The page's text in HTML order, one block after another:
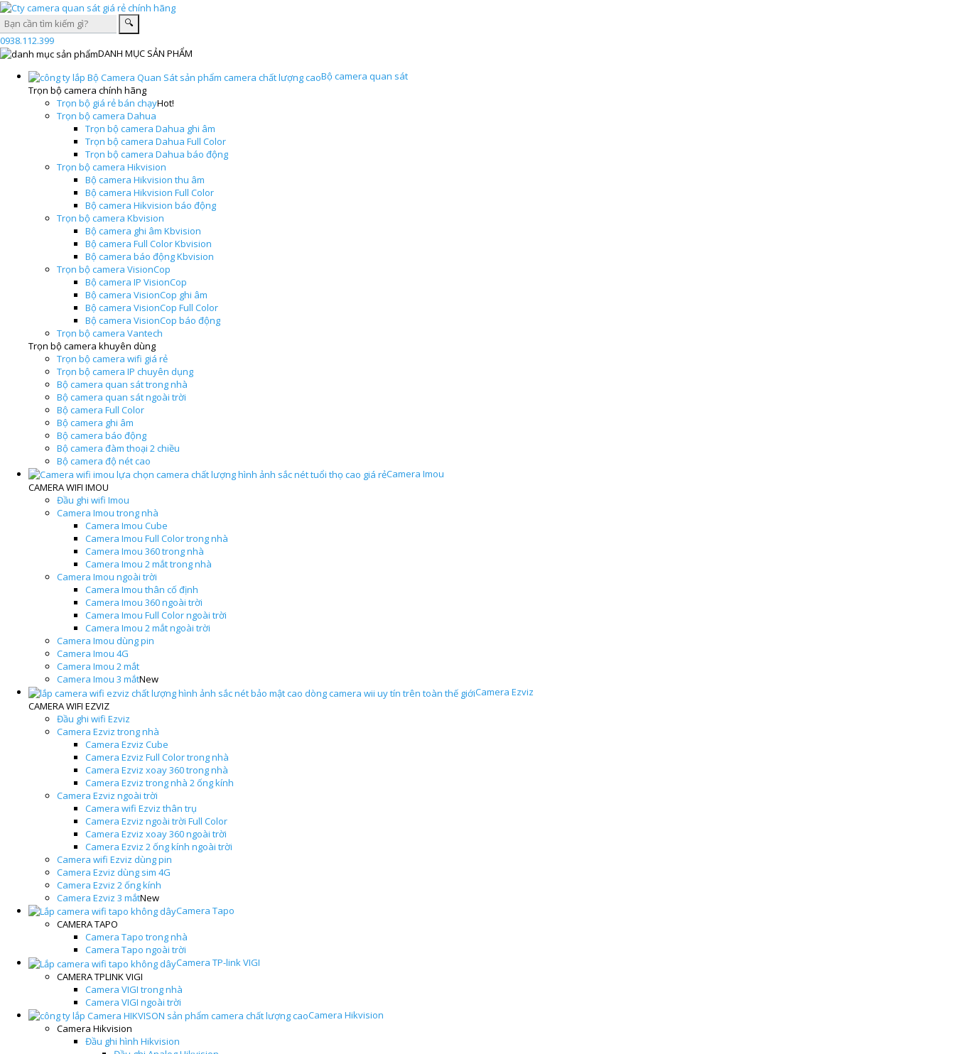
0938.112.399
DANH MỤC SẢN PHẨM
Bộ camera quan sát
Trọn bộ camera chính hãng
Trọn bộ giá rẻ bán chạyHot!
Trọn bộ camera Dahua
Trọn bộ camera Dahua ghi âm
Trọn bộ camera Dahua Full Color
Trọn bộ camera Dahua báo động
Trọn bộ camera Hikvision
Bộ camera Hikvision thu âm
Bộ camera Hikvision Full Color
Bộ camera Hikvision báo động
Trọn bộ camera Kbvision
Bộ camera ghi âm Kbvision
Bộ camera Full Color Kbvision
Bộ camera báo động Kbvision
Trọn bộ camera VisionCop
Bộ camera IP VisionCop
Bộ camera VisionCop ghi âm
Bộ camera VisionCop Full Color
Bộ camera VisionCop báo động
Trọn bộ camera Vantech
Trọn bộ camera khuyên dùng
Trọn bộ camera wifi giá rẻ
Trọn bộ camera IP chuyên dụng
Bộ camera quan sát trong nhà
Bộ camera quan sát ngoài trời
Bộ camera Full Color
Bộ camera ghi âm
Bộ camera báo động
Bộ camera đàm thoại 2 chiều
Bộ camera độ nét cao
Camera Imou
CAMERA WIFI IMOU
Đầu ghi wifi Imou
Camera Imou trong nhà
Camera Imou Cube
Camera Imou Full Color trong nhà
Camera Imou 360 trong nhà
Camera Imou 2 mắt trong nhà
Camera Imou ngoài trời
Camera Imou thân cố định
Camera Imou 360 ngoài trời
Camera Imou Full Color ngoài trời
Camera Imou 2 mắt ngoài trời
Camera Imou dùng pin
Camera Imou 4G
Camera Imou 2 mắt
Camera Imou 3 mắtNew
Camera Ezviz
CAMERA WIFI EZVIZ
Đầu ghi wifi Ezviz
Camera Ezviz trong nhà
Camera Ezviz Cube
Camera Ezviz Full Color trong nhà
Camera Ezviz xoay 360 trong nhà
Camera Ezviz trong nhà 2 ống kính
Camera Ezviz ngoài trời
Camera wifi Ezviz thân trụ
Camera Ezviz ngoài trời Full Color
Camera Ezviz xoay 360 ngoài trời
Camera Ezviz 2 ống kính ngoài trời
Camera wifi Ezviz dùng pin
Camera Ezviz dùng sim 4G
Camera Ezviz 2 ống kính
Camera Ezviz 3 mắtNew
Camera Tapo
CAMERA TAPO
Camera Tapo trong nhà
Camera Tapo ngoài trời
Camera TP-link VIGI
CAMERA TPLINK VIGI
Camera VIGI trong nhà
Camera VIGI ngoài trời
Camera Hikvision
Camera Hikvision
Đầu ghi hình Hikvision